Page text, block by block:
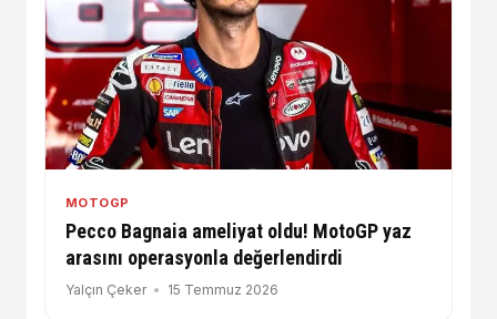
MOTOGP
Pecco Bagnaia ameliyat oldu! MotoGP yaz
arasını operasyonla değerlendirdi
Yalçın Çeker 15 Temmuz 2026